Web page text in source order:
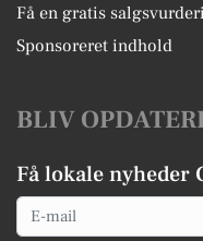
Få en gratis
Sponsoreret indhold
BLIV
Få lokale nyheder
Email